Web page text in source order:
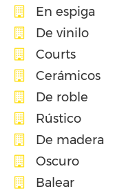
En espiga
De vinilo
Courts
Cerámicos
De roble
Rústico
De madera
Oscuro
Balear